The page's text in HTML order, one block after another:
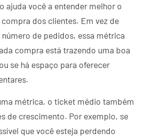
ajuda você a entender melhor o
dos clientes. Em vez de
de pedidos, essa métrica
compra está trazendo uma boa
se há espaço para oferecer
métrica, o ticket médio também
de crescimento. Por exemplo, se
que você esteja perdendo